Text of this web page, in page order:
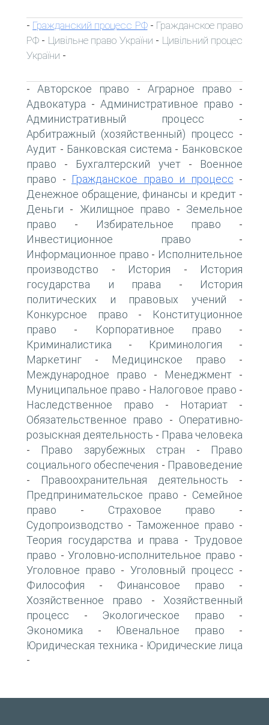
- Гражданский процесс РФ- Гражданское право
РФ - Цивільне право України - Цивільний процес
України -
-Авторское право - Аграрное право -
Адвокатура - Административное право -
Административный процесс -
Арбитражный (хозяйственный) процесс -
Аудит - Банковская система - Банковское
право - Бухгалтерский учет-
Военное
право - Гражданское право и процесс -
Денежное обращение, финансы и кредит-
Деньги - Жилищное право - Земельное
право - Избирательное право -
Инвестиционное право -
Информационное право - Исполнительное
производство - История -
История
государства и права -
История
политических и правовых учений -
Конкурсное право -
Конституционное
право - Корпоративное право -
Криминалистика - Криминология -
Маркетинг - Медицинское право -
Международное право - Менеджмент -
Муниципальное право - Налоговое право -
Наследственное право - Нотариат -
Обязательственное право - Оперативно-
розыскная деятельность - Права человека
- Право зарубежных стран -
Право
социального обеспечения - Правоведение
- Правоохранительная деятельность -
Предпринимательское право - Семейное
право - Страховое право -
Судопроизводство - Таможенное право -
Теория государства и права -Трудовое
право - Уголовно-исполнительное право -
Уголовное право - Уголовный процесс -
Философия - Финансовое право -
Хозяйственное право - Хозяйственный
процесс - Экологическое право -
Экономика - Ювенальное право -
Юридическая техника - Юридические лица
-